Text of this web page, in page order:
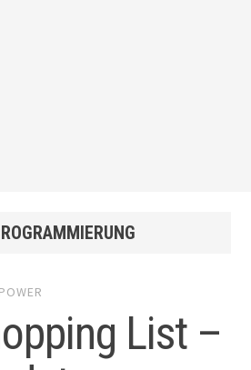
List –